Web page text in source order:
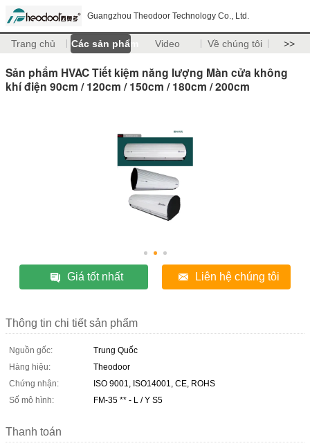
Guangzhou Theodoor Technology Co., Ltd.
Trang chủ Các sản phẩm Video Về chúng tôi >>
Sản phẩm HVAC Tiết kiệm năng lượng Màn cửa không
khí điện 90cm / 120cm / 150cm / 180cm / 200cm
Giá tốt nhất Liên hệ chúng tôi
Thông tin chi tiết sản phẩm
Nguồn gốc:
Trung Quốc
Hàng hiệu:
Theodoor
Chứng nhận:
ISO 9001, ISO14001, CE, ROHS
Số mô hình:
FM-35 ** - L / Y S5
Thanh toán